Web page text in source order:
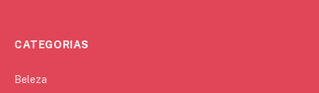
CATEGORIAS
Beleza